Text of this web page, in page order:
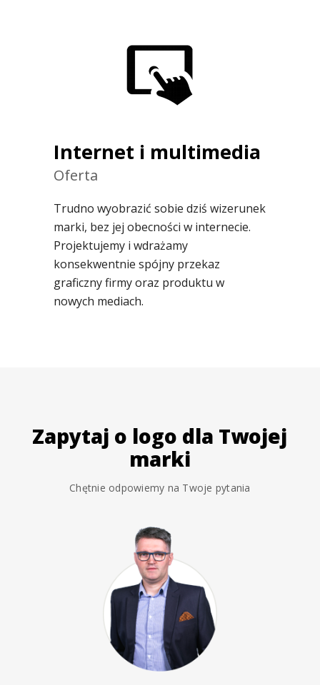
Internet i multimedia
Oferta
Trudno wyobrazić sobie dziś wizerunek
marki, bez jej obecności w internecie.
Projektujemy i wdrażamy
konsekwentnie spójny przekaz
graficzny firmy oraz produktu w
nowych mediach.
Zapytaj o logo dla Twojej
marki
Chętnie odpowiemy na Twoje pytania